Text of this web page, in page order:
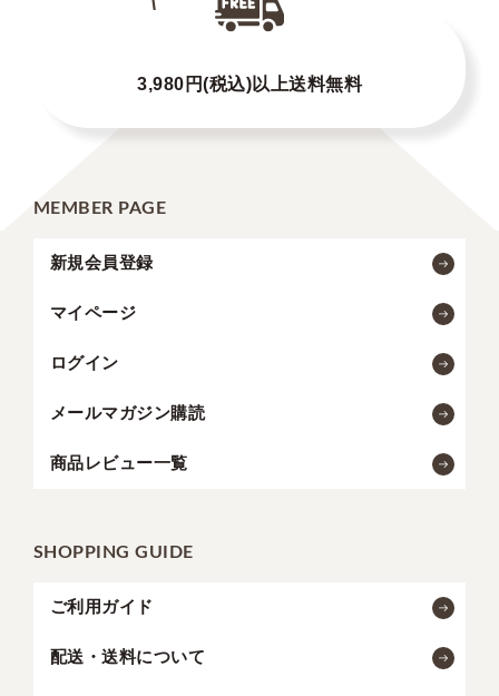
3,980円(税込)以上送料無料
MEMBER PAGE
新規会員登録
マイページ
ログイン
メールマガジン購読
商品レビュー一覧
SHOPPING GUIDE
ご利用ガイド
配送・送料について